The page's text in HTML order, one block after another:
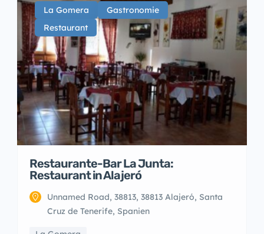
La Gomera
Gastronomie
Restaurant
Restaurante-Bar La Junta:
Restaurant in Alajeró
Unnamed Road, 38813, 38813 Alajeró, Santa
Cruz de Tenerife, Spanien